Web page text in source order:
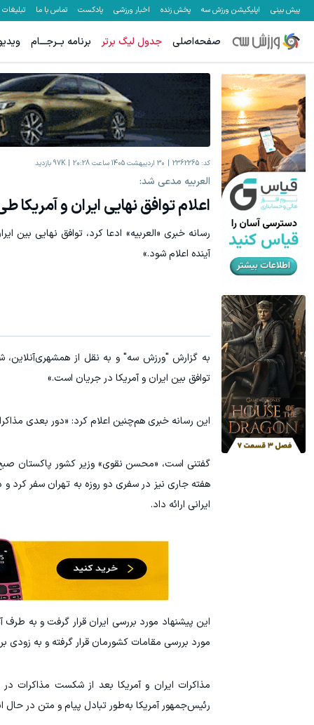
پیش بینی اپلیکیشن ورزش سه پخش زنده اخبار ورزشی پادکست تماس با ما تبلیغات
صفحه‌اصلی جدول لیگ برتر برنامه بــرجـــام
کد: 2362265 30 اردیبهشت 1405 ساعت 20:28 97K بازدید
العربیه مدعی شد:
اعلام توافق نهایی ایران و آمریکا
رسانه خبری «العربیه» ادعا کرد، توافق نهایی بین
آینده اعلام شود.»
به گزارش "ورزش سه" و به نقل از همشهری‌آنلاین،
توافق بین ایران و آمریکا در جریان است.»
این رسانه خبری هم‌چنین اعلام کرد: «دور بعدی
گفتنی است، «محسن نقوی» وزیر کشور پاکستان صبح
هفته جاری نیز در سفری دو روزه به تهران سفر کرد
ایرانی ارائه داد.
این پیشنهاد مورد بررسی ایران قرار گرفت و به طرف
مورد بررسی مقامات کشورمان قرار گرفته و به زودی
مذاکرات ایران و آمریکا بعد از شکست
رئیس‌جمهور آمریکا به‌طور تبادل پیام و متن در حال